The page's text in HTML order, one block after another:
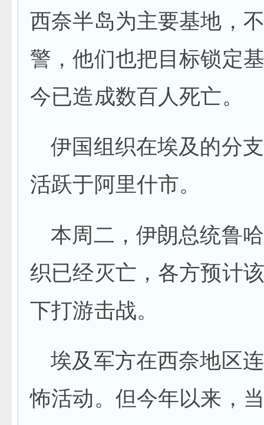
西奈半岛为主要基地，
警，他们也把目标锁定
今已造成数百人死亡。
伊国组织在埃及的分
活跃于阿里什市。
本周二，伊朗总统鲁
织已经灭亡，各方预计
下打游击战。
埃及军方在西奈地区
怖活动。但今年以来，